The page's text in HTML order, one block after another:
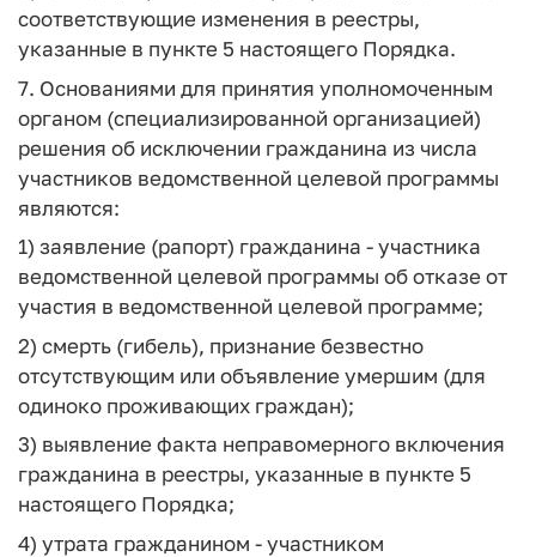
соответствующие изменения в реестры,
указанные в пункте 5 настоящего Порядка.
7. Основаниями для принятия уполномоченным
органом (специализированной организацией)
решения об исключении гражданина из числа
участников ведомственной целевой программы
являются:
1) заявление (рапорт) гражданина - участника
ведомственной целевой программы об отказе от
участия в ведомственной целевой программе;
2) смерть (гибель), признание безвестно
отсутствующим или объявление умершим (для
одиноко проживающих граждан);
3) выявление факта неправомерного включения
гражданина в реестры, указанные в пункте 5
настоящего Порядка;
4) утрата гражданином - участником